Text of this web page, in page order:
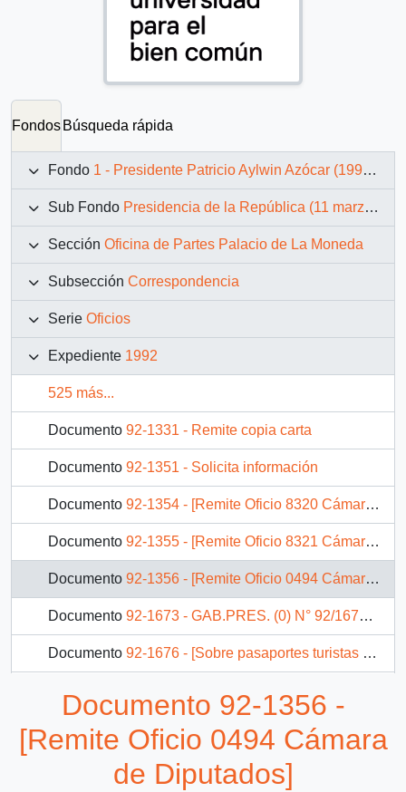
Fondos Búsqueda rápida
Fondo 1 - Presidente Patricio Aylwin Azócar (1990-1994)
Sub Fondo Presidencia de la República (11 marzo 1990 – 11 marzo 1994)
Sección Oficina de Partes Palacio de La Moneda
Subsección Correspondencia
Serie Oficios
Expediente 1992
525 más...
Documento 92-1331 - Remite copia carta
Documento 92-1351 - Solicita información
Documento 92-1354 - [Remite Oficio 8320 Cámara de Diputados]
Documento 92-1355 - [Remite Oficio 8321 Cámara de Diputados]
Documento 92-1356 - [Remite Oficio 0494 Cámara de Diputados]
Documento 92-1673 - GAB.PRES. (0) N° 92/1673 MAT.: Remite copia carta
Documento 92-1676 - [Sobre pasaportes turistas bolivianos]
Documento 92-1678 - [Sobre subvención de Centro de Estudios para la Promoción Social, Ecológica y Cultural Ltda.]
1096 más...
Documento 92-1356 -
[Remite Oficio 0494 Cámara
de Diputados]